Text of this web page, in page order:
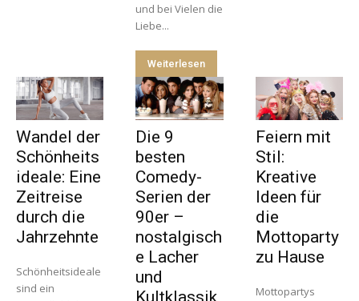
und bei Vielen die
Liebe...
Weiterlesen
Wandel der
Schönheits
ideale: Eine
Zeitreise
durch die
Jahrzehnte
Schönheitsideale
sind ein
Die 9
besten
Comedy-
Serien der
90er –
nostalgisch
e Lacher
und
Feiern mit
Stil:
Kreative
Ideen für
die
Mottoparty
zu Hause
Mottopartys